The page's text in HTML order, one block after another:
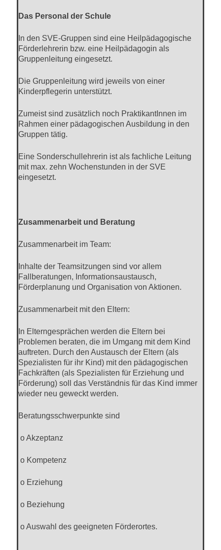
Das Personal der Schule
In den SVE-Gruppen sind eine Heilpädagogische
Förderlehrerin bzw. eine Heilpädagogin als
Gruppenleitung eingesetzt.
Die Gruppenleitung wird jeweils von einer
Kinderpflegerin unterstützt.
Zumeist sind zusätzlich noch PraktikantInnen im
Rahmen einer pädagogischen Ausbildung in den
Gruppen tätig.
Eine Sonderschullehrerin ist als fachliche Leitung
mit max. zehn Wochenstunden in der SVE
eingesetzt.
Zusammenarbeit und Beratung
Zusammenarbeit im Team:
Inhalte der Teamsitzungen sind vor allem
Fallberatungen, Informationsaustausch,
Förderplanung und Organisation von Aktionen.
Zusammenarbeit mit den Eltern:
In Elterngesprächen werden die Eltern bei
Problemen beraten, die im Umgang mit dem Kind
auftreten. Durch den Austausch der Eltern (als
Spezialisten für ihr Kind) mit den pädagogischen
Fachkräften (als Spezialisten für Erziehung und
Förderung) soll das Verständnis für das Kind immer
wieder neu geweckt werden.
Beratungsschwerpunkte sind
o Akzeptanz
o Kompetenz
o Erziehung
o Beziehung
o Auswahl des geeigneten Förderortes.